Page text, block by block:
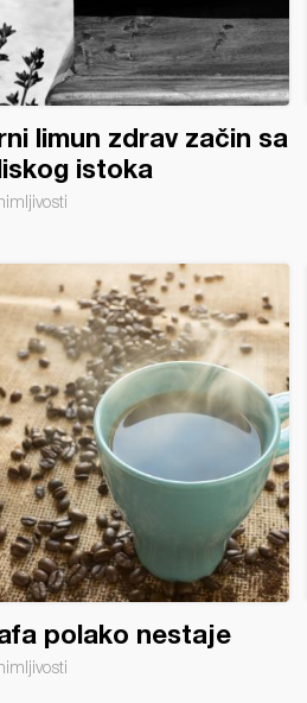
limun zdrav začin sa
istoka
polako nestaje